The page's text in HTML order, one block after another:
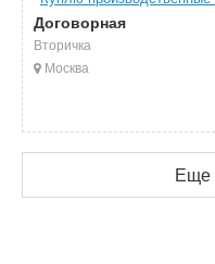
Договорная
Вторичка
Москва
Еще